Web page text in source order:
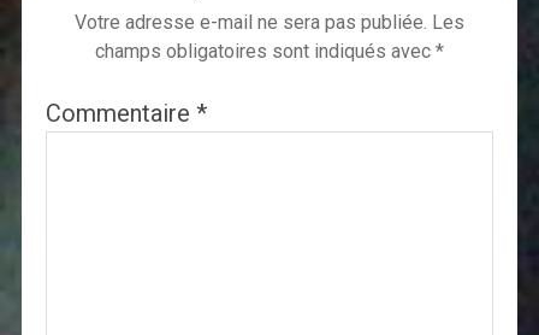
Votre adresse e-mail ne sera pas publiée. Les
champs obligatoires sont indiqués avec *
Commentaire *